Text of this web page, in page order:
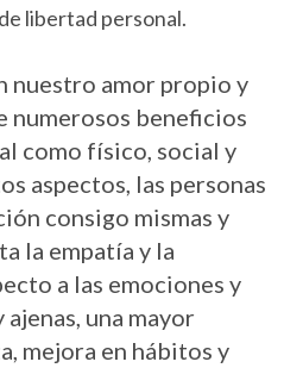
libertad personal.
nuestro amor propio y
beneficios
como físico, social y
aspectos, las personas
consigo mismas y
la empatía y la
a las emociones y
una mayor
mejora en hábitos y